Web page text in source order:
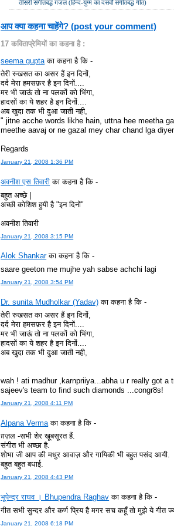
तीसरी संगीतबद्ध ग़ज़ल (हिन्द-युग्म का दसवाँ संगीतबद्ध गीत)
आप क्या कहना चाहेंगे? (post your comment)
17 कविताप्रेमियों का कहना है :
seema gupta का कहना है कि -
तेरी रुखसत का असर हैं इन दिनों,
दर्द मेरा हमसफ़र है इन दिनों....
मर भी जाऊं तो ना पलकों को भिंगा,
हादसों का ये शहर है इन दिनों....
अब खुदा तक भी दुआ जाती नही,
" jitne acche words likhe hain, uttna hee meetha
meethe aavaj or ne gazal mey char chand lga
Regards
January 21, 2008 1:36 PM
अवनीश एस तिवारी का कहना है कि -
बहुत अच्छे |
अच्छी कोशिश हुयी है "इन दिनों"
अवनीश तिवारी
January 21, 2008 3:15 PM
Alok Shankarका कहना है कि -
saare geeton me mujhe yah sabse achchi lagi
January 21, 2008 3:54 PM
Dr. sunita Mudholkar (Yadav) का कहना है कि -
तेरी रुखसत का असर हैं इन दिनों,
दर्द मेरा हमसफ़र है इन दिनों....
मर भी जाऊं तो ना पलकों को भिंगा,
हादसों का ये शहर है इन दिनों....
अब खुदा तक भी दुआ जाती नही,
wah ! ati madhur ,karnpriiya...abha u r really got
sajeev's team to find such diamonds ...congr8s!
January 21, 2008 4:11 PM
Alpana Vermaका कहना है कि -
ग़ज़ल -सभी शेर खूबसूरत हैं.
संगीत भी अच्छा है.
शोभा जी आप की मधुर आवाज़ और गायिकी भी बहुत पसंद आयी.
बहुत बहुत बधाई.
January 21, 2008 4:43 PM
भूपेन्द्र राघव । Bhupendra Raghav का कहना है कि -
गीत सभी सुन्दर और कर्ण प्रिय है मगर सच कहूँ तो मुझे ये गीत
January 21, 2008 6:18 PM